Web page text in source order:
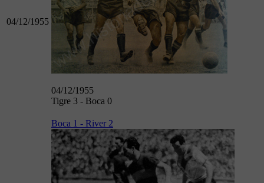
04/12/1955
04/12/1955
Tigre 3 - Boca 0
Boca 1 - River 2